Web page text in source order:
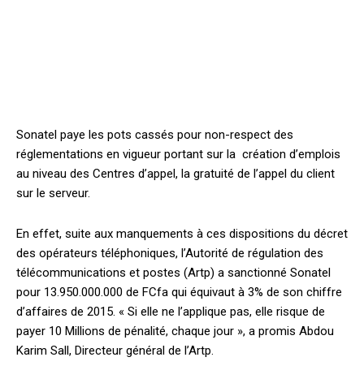
Sonatel paye les pots cassés pour non-respect des
réglementations en vigueur portant sur la création d’emplois
au niveau des Centres d’appel, la gratuité de l’appel du client
sur le serveur.
En effet, suite aux manquements à ces dispositions du décret
des opérateurs téléphoniques, l’Autorité de régulation des
télécommunications et postes (Artp) a sanctionné Sonatel
pour 13.950.000.000 de FCfa qui équivaut à 3% de son chiffre
d’affaires de 2015. « Si elle ne l’applique pas, elle risque de
payer 10 Millions de pénalité, chaque jour », a promis Abdou
Karim Sall, Directeur général de l’Artp.